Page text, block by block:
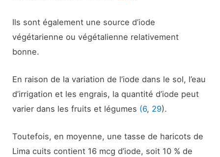
Ils sont également une source d’iode
végétarienne ou végétalienne relativement
bonne.
En raison de la variation de l’iode dans le sol, l’eau
d’irrigation et les engrais, la quantité d’iode peut
varier dans les fruits et légumes (6, 29).
Toutefois, en moyenne, une tasse de haricots de
Lima cuits contient 16 mcg d’iode, soit 10 % de